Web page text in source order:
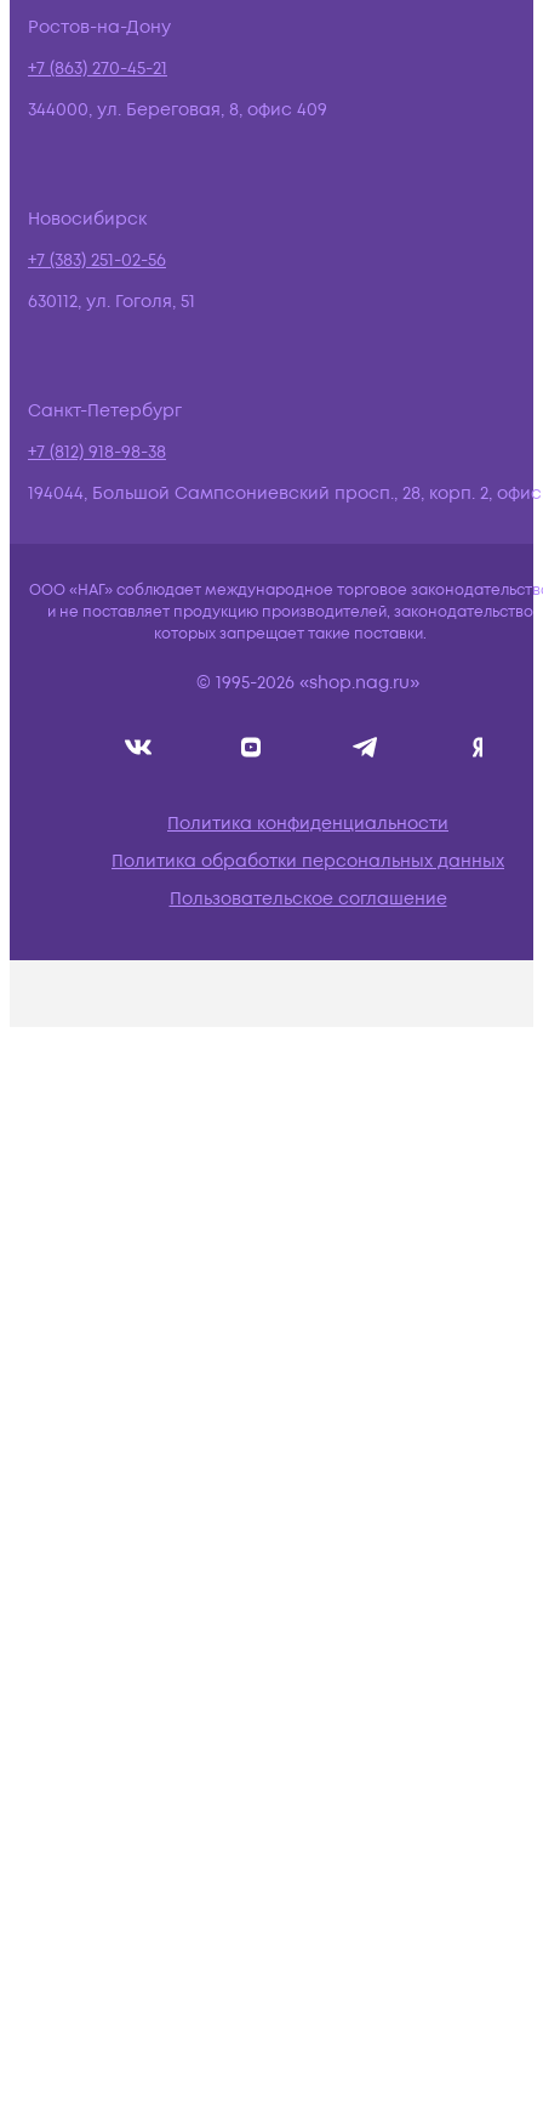
Ростов-на-Дону
+7 (863) 270-45-21
344000, ул. Береговая, 8, офис 409
Новосибирск
+7 (383) 251-02-56
630112, ул. Гоголя, 51
Санкт-Петербург
+7 (812) 918-98-38
194044, Большой Сампсониевский просп., 28, корп. 2,
ООО «НАГ» соблюдает международное торговое
и не поставляет продукцию производителей, законодательство
которых запрещает такие поставки.
© 1995-2026 «shop.nag.ru»
Политика конфиденциальности
Политика обработки персональных данных
Пользовательское соглашение